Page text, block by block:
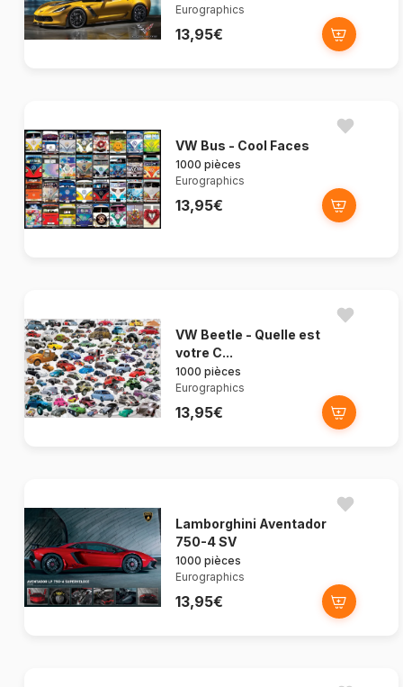
Eurographics
13,95€
VW Bus - Cool Faces
1000 pièces
Eurographics
13,95€
VW Beetle - Quelle est
votre C...
1000 pièces
Eurographics
13,95€
Lamborghini Aventador
750-4 SV
1000 pièces
Eurographics
13,95€